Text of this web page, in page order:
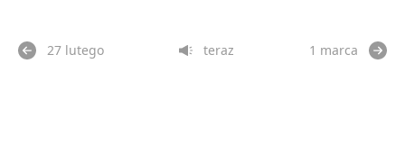
27 lutego teraz 1 marca